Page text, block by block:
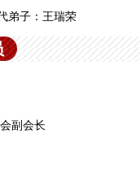
弟子：王瑞荣
副会长